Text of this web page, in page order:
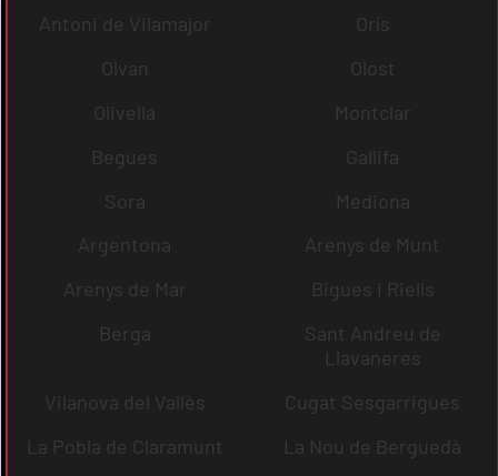
Antoni de Vilamajor
Orís
Olvan
Olost
Olivella
Montclar
Begues
Gallifa
Sora
Mediona
Argentona
Arenys de Munt
Arenys de Mar
Bigues i Riells
Berga
Sant Andreu de
Llavaneres
Vilanova del Vallès
Cugat Sesgarrigues
La Pobla de Claramunt
La Nou de Berguedà